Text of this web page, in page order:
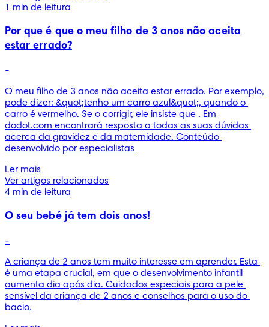
1 min de leitura
Por que é que o meu filho de 3 anos não aceita
estar errado?
-
O meu filho de 3 anos não aceita estar errado. Por exemplo,
pode dizer: &quot;tenho um carro azul&quot;, quando o
carro é vermelho. Se o corrigir, ele insiste que . Em
dodot.com encontrará resposta a todas as suas dúvidas
acerca da gravidez e da maternidade. Conteúdo
desenvolvido por especialistas
Ler mais
Ver artigos relacionados
4 min de leitura
O seu bebé já tem dois anos!
-
A criança de 2 anos tem muito interesse em aprender. Esta
é uma etapa crucial, em que o desenvolvimento infantil
aumenta dia após dia. Cuidados especiais para a pele
sensível da criança de 2 anos e conselhos para o uso do
bacio.